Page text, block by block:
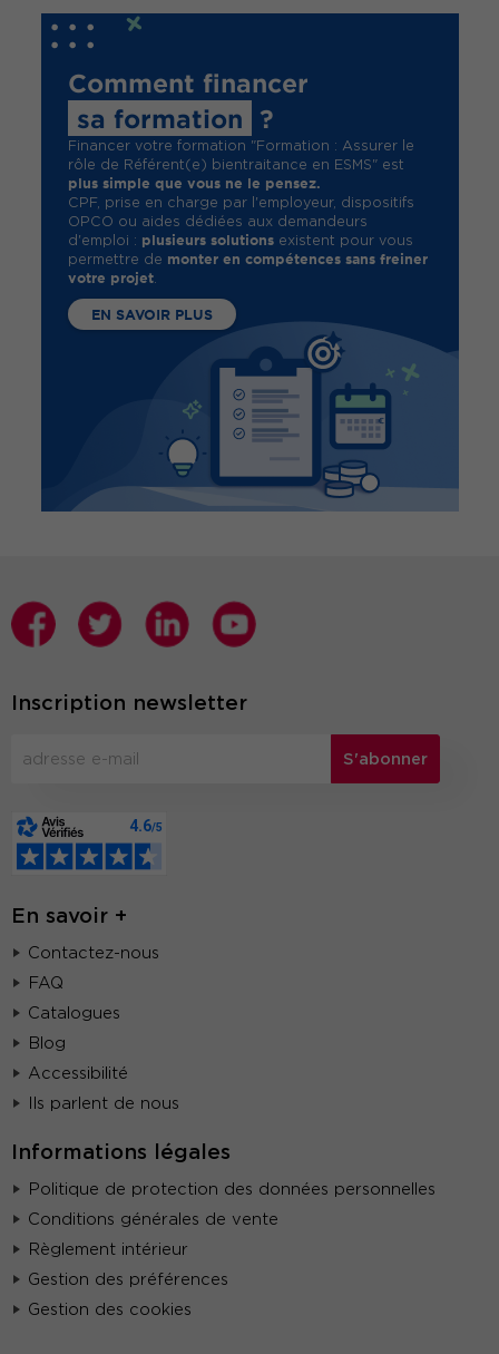
Comment financer
sa formation
?
Financer votre formation "Formation : Assurer le
rôle de Référent(e) bientraitance en ESMS" est
plus simple que vous ne le pensez.
CPF, prise en charge par l'employeur, dispositifs
OPCO ou aides dédiées aux demandeurs
d'emploi : plusieurs solutionsexistent pour vous
permettre de monter en compétences sans freiner
votre projet.
EN SAVOIR PLUS
Inscription newsletter
S'abonner
En savoir +
Contactez-nous
FAQ
Catalogues
Blog
Accessibilité
Ils parlent de nous
Informations légales
Politique de protection des données personnelles
Conditions générales de vente
Règlement intérieur
Gestion des préférences
Gestion des cookies